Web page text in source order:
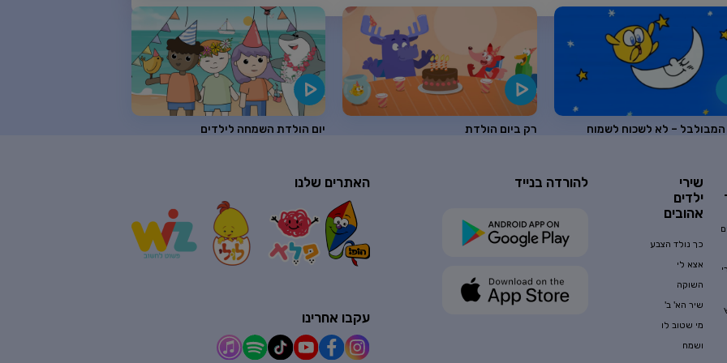
המבולבל – לא לשכוח לשמוח רק ביום הולדת יום הולדת השמחה לילדים
שירי
ילדים
אהובים
כך נולד הצבע
אצא לי
השוקה
שיר הא' ב'
מי שטוב לו
ושמח
להורדה בנייד האתרים שלנו
עקבו אחרינו